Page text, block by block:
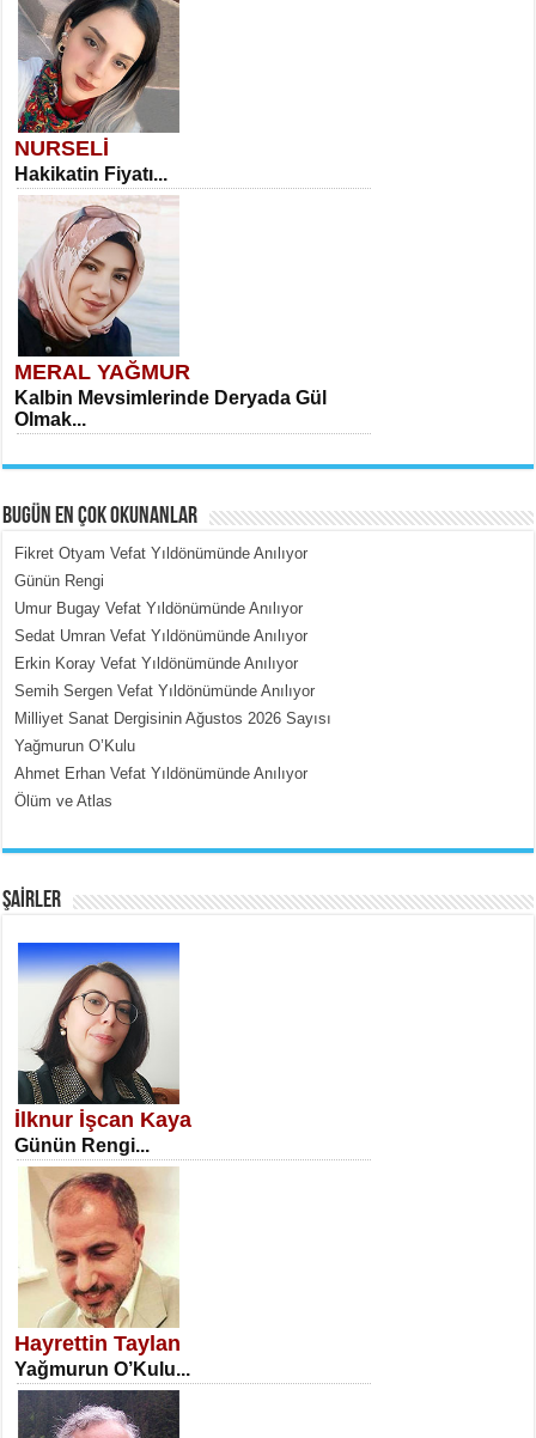
NURSELİ
Hakikatin Fiyatı...
MERAL YAĞMUR
Kalbin Mevsimlerinde Deryada Gül
Olmak...
MEHMET ÇOBAN
İçerdeki Put Dışardaki Maskeler...
SATILMIŞ ÜMİT ÇETİNKAYA
Erkenlik...
NECLA DİLEK ARSLAN
Öğretmenler Günü Mahkemesi...
BUGÜN EN ÇOK OKUNANLAR
Fikret Otyam Vefat Yıldönümünde Anılıyor
Günün Rengi
Umur Bugay Vefat Yıldönümünde Anılıyor
Sedat Umran Vefat Yıldönümünde Anılıyor
Erkin Koray Vefat Yıldönümünde Anılıyor
Semih Sergen Vefat Yıldönümünde Anılıyor
Milliyet Sanat Dergisinin Ağustos 2026 Sayısı
Yağmurun O’Kulu
Ahmet Erhan Vefat Yıldönümünde Anılıyor
Ölüm ve Atlas
ŞAİRLER
İlknur İşcan Kaya
Günün Rengi...
Hayrettin Taylan
Yağmurun O’Kulu...